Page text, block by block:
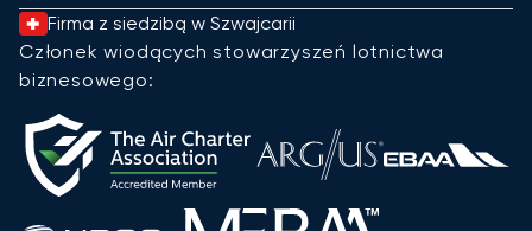
Firma z siedzibą w Szwajcarii
Członek wiodących stowarzyszeń lotnictwa
biznesowego: